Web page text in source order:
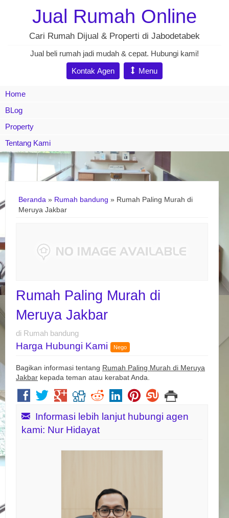
Jual Rumah Online
Cari Rumah Dijual & Properti di Jabodetabek
Jual beli rumah jadi mudah & cepat. Hubungi kami!
Kontak Agen
Menu
Home
BLog
Property
Tentang Kami
Beranda » Rumah bandung » Rumah Paling Murah di
Meruya Jakbar
Rumah Paling Murah di
Meruya Jakbar
di Rumah bandung
Harga Hubungi Kami Nego
Bagikan informasi tentang Rumah Paling Murah di Meruya
Jakbar kepada teman atau kerabat Anda.
Informasi lebih lanjut hubungi agen
kami: Nur Hidayat